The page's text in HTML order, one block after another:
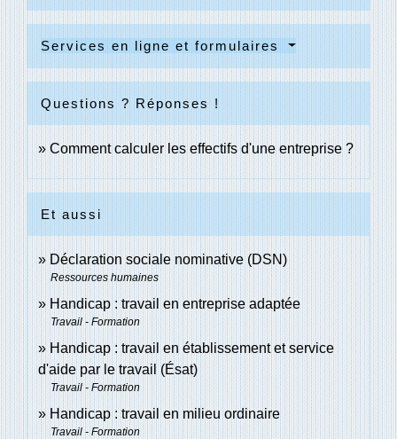
Services en ligne et formulaires
Questions ? Réponses !
Comment calculer les effectifs d'une entreprise ?
Et aussi
Déclaration sociale nominative (DSN)
Ressources humaines
Handicap : travail en entreprise adaptée
Travail - Formation
Handicap : travail en établissement et service
d'aide par le travail (Ésat)
Travail - Formation
Handicap : travail en milieu ordinaire
Travail - Formation